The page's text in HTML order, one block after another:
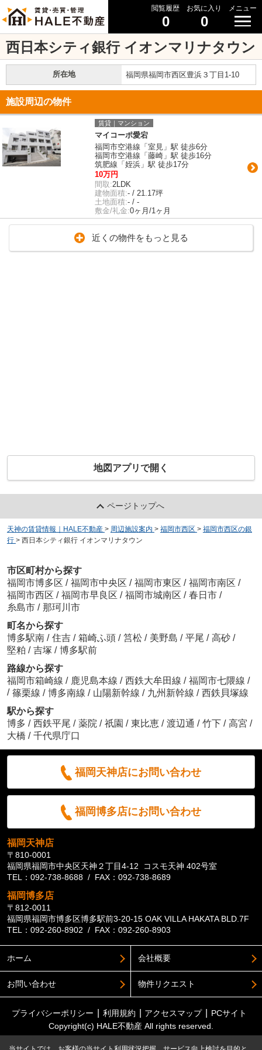
閲覧履歴
0
お気に入り
0
メニュー
西日本シティ銀行 イオンマリナタウン
所在地 福岡県福岡市西区豊浜３丁目1-10
施設周辺の物件
賃貸｜マンション
マイコーポ愛宕
福岡市空港線「室見」駅 徒歩6分
福岡市空港線「藤崎」駅 徒歩16分
筑肥線「姪浜」駅 徒歩17分
10万円
間取:2LDK
建物面積:- / 21.17坪
土地面積:- / -
敷金/礼金:0ヶ月/1ヶ月
近くの物件をもっと見る
地図アプリで開く
ページトップへ
天神の賃貸情報｜HALE不動産 > 周辺施設案内 > 福岡市西区 > 福岡市西区の銀
行 > 西日本シティ銀行 イオンマリナタウン
市区町村から探す
福岡市博多区 / 福岡市中央区 / 福岡市東区 / 福岡市南区 /
福岡市西区 / 福岡市早良区 / 福岡市城南区 / 春日市 /
糸島市 / 那珂川市
町名から探す
博多駅南 / 住吉 / 箱崎ふ頭 / 筥松 / 美野島 / 平尾 / 高砂 /
堅粕 / 吉塚 / 博多駅前
路線から探す
福岡市箱崎線 / 鹿児島本線 / 西鉄大牟田線 / 福岡市七隈線 /
/ 篠栗線 / 博多南線 / 山陽新幹線 / 九州新幹線 / 西鉄貝塚線
駅から探す
博多 / 西鉄平尾 / 薬院 / 祇園 / 東比恵 / 渡辺通 / 竹下 / 高宮 /
大橋 / 千代県庁口
福岡天神店にお問い合わせ
福岡博多店にお問い合わせ
福岡天神店
〒810-0001
福岡県福岡市中央区天神２丁目4-12 コスモ天神 402号室
TEL：092-738-8688 / FAX：092-738-8689
福岡博多店
〒812-0011
福岡県福岡市博多区博多駅前3-20-15 OAK VILLA HAKATA BLD.7F
TEL：092-260-8902 / FAX：092-260-8903
ホーム 会社概要
お問い合わせ 物件リクエスト
プライバシーポリシー 利用規約 アクセスマップ
PCサイト
Copyright(c) HALE不動産 All rights reserved.